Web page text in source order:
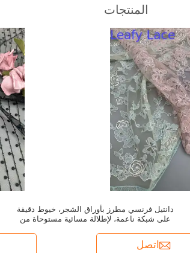
المنتجات
دانتيل فرنسي مطرز بأوراق الشجر، خيوط دقيقة
على شبكة ناعمة، لإطلالة مسائية مستوحاة من
اتصل